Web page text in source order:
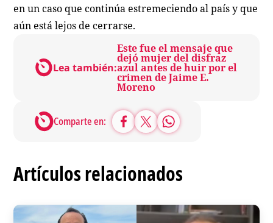
en un caso que continúa estremeciendo al país y que
aún está lejos de cerrarse.
Lea también:
Este fue el mensaje que
dejó mujer del disfraz
azul antes de huir por el
crimen de Jaime E.
Moreno
Comparte en:
Artículos relacionados